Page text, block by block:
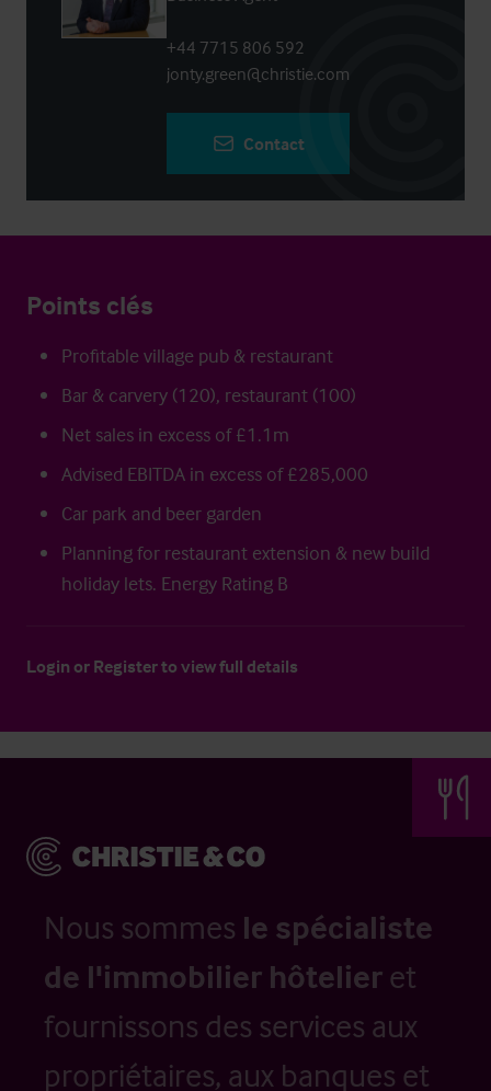
+44 7715 806 592
jonty.green@christie.com
Contact
Points clés
Profitable village pub & restaurant
Bar & carvery (120), restaurant (100)
Net sales in excess of £1.1m
Advised EBITDA in excess of £285,000
Car park and beer garden
Planning for restaurant extension & new build
holiday lets. Energy Rating B
Login or Registerto view full details
Nous sommes le spécialiste
de l'immobilier hôtelier et
fournissons des services aux
propriétaires, aux banques et